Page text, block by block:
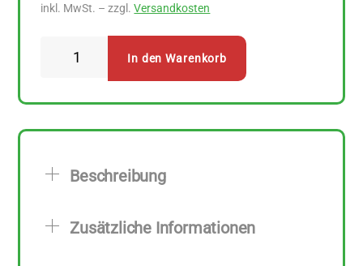
inkl. MwSt. – zzgl.Versandkosten
zu
Menge
In den Warenkorb
Beschreibung
Zusätzliche Informationen